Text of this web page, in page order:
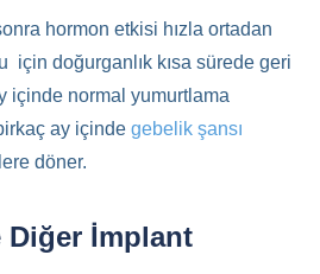
hormon etkisi hızla ortadan
için doğurganlık kısa sürede geri
içinde normal yumurtlama
ay içinde gebelik şansı
döner.
Diğer İmplant